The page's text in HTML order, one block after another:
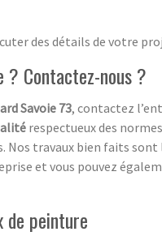
des détails de votre
? Contactez-nous ?
Savoie 73, contactez
respectueux des
Nos travaux bien faits
et vous pouvez
de peinture